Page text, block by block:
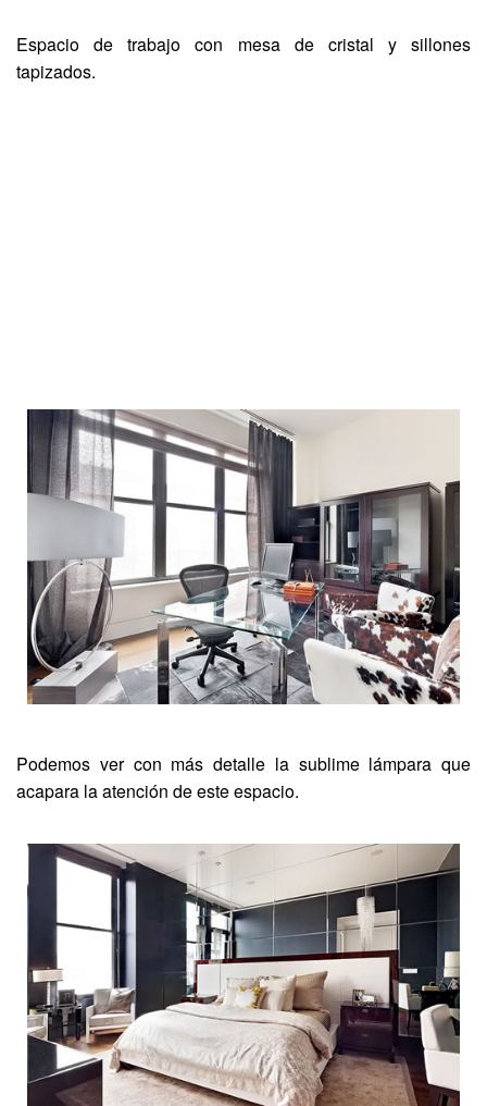
Espacio de trabajo con mesa de cristal y sillones
tapizados.
Podemos ver con más detalle la sublime lámpara que
acapara la atención de este espacio.